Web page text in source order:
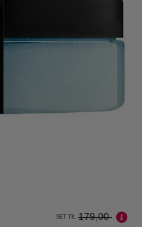
SET TIL 179,00